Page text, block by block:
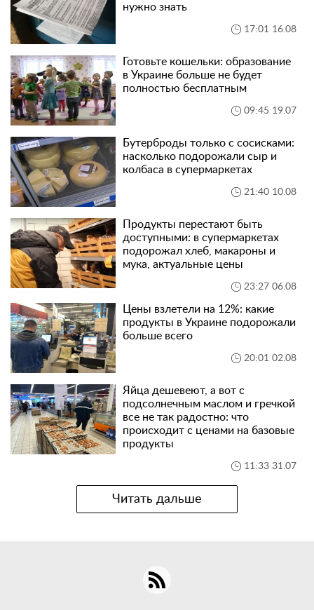
нужно знать
17:01 16.08
Готовьте кошельки: образование
в Украине больше не будет
полностью бесплатным
09:45 19.07
Бутерброды только с сосисками:
насколько подорожали сыр и
колбаса в супермаркетах
21:40 10.08
Продукты перестают быть
доступными: в супермаркетах
подорожал хлеб, макароны и
мука, актуальные цены
23:27 06.08
Цены взлетели на 12%: какие
продукты в Украине подорожали
больше всего
20:01 02.08
Яйца дешевеют, а вот с
подсолнечным маслом и гречкой
все не так радостно: что
происходит с ценами на базовые
продукты
11:33 31.07
Читать дальше